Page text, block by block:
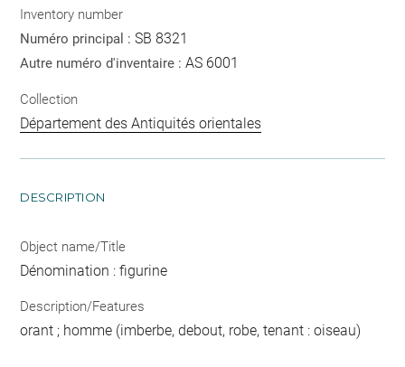
Inventory number
Numéro principal :SB 8321
Autre numéro d'inventaire :AS 6001
Collection
Département des Antiquités orientales
DESCRIPTION
Object name/Title
Dénomination : figurine
Description/Features
orant ; homme (imberbe, debout, robe, tenant : oiseau)